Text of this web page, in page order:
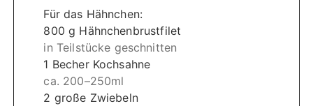
Für das Hähnchen:
800 g Hähnchenbrustfilet
in Teilstücke geschnitten
1 Becher Kochsahne
ca. 200–250ml
2 große Zwiebeln